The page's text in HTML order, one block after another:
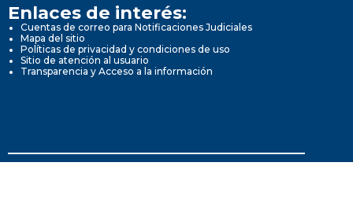
Enlaces de interés:
Cuentas de correo para Notificaciones Judiciales
Mapa del sitio
Políticas de privacidad y condiciones de uso
Sitio de atención al usuario
Transparencia y Acceso a la información